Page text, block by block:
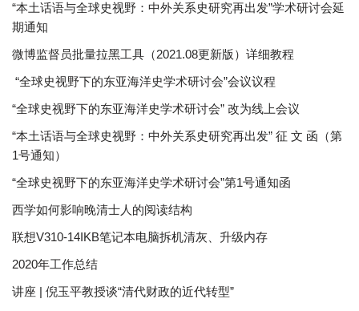
“本土话语与全球史视野：中外关系史研究再出发”学术研讨会延
期通知
微博监督员批量拉黑工具（2021.08更新版）详细教程
“全球史视野下的东亚海洋史学术研讨会”会议议程
“全球史视野下的东亚海洋史学术研讨会” 改为线上会议
“本土话语与全球史视野：中外关系史研究再出发” 征 文 函（第
1号通知）
“全球史视野下的东亚海洋史学术研讨会”第1号通知函
西学如何影响晚清士人的阅读结构
联想V310-14IKB笔记本电脑拆机清灰、升级内存
2020年工作总结
讲座 | 倪玉平教授谈“清代财政的近代转型”